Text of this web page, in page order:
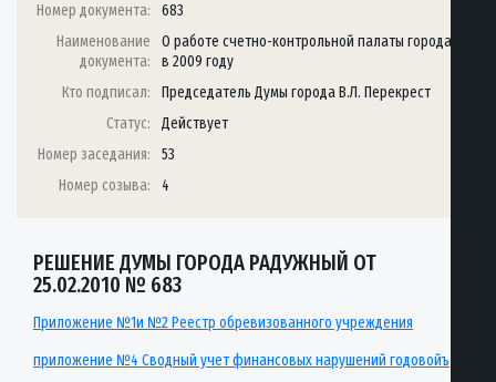
Номер документа:
683
Наименование
документа:
О работе счетно-контрольной палаты города
в 2009 году
Кто подписал:
Председатель Думы города В.Л. Перекрест
Статус:
Действует
Номер заседания:
53
Номер созыва:
4
РЕШЕНИЕ ДУМЫ ГОРОДА РАДУЖНЫЙ ОТ
25.02.2010 № 683
Приложение №1и №2 Реестр обревизованного учреждения
приложение №4 Сводный учет финансовых нарушений годовойъ